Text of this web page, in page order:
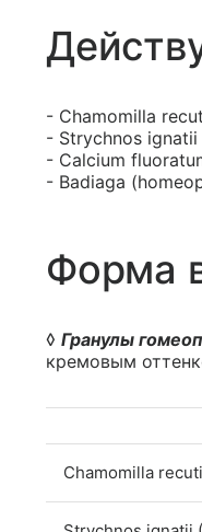
- Chamomilla
- Stryсhnos
- Calcium
- Badiaga
Форма
◊ Гранулы
кремовым
Chamomilla